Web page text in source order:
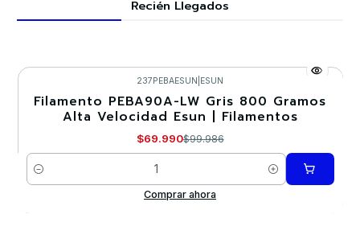
Recién Llegados
-30%
237PEBAESUN ESUN
Filamento PEBA90A-LW Gris 800 Gramos
Alta Velocidad Esun | Filamentos
$69.990$99.986
Cantidad
Comprar ahora